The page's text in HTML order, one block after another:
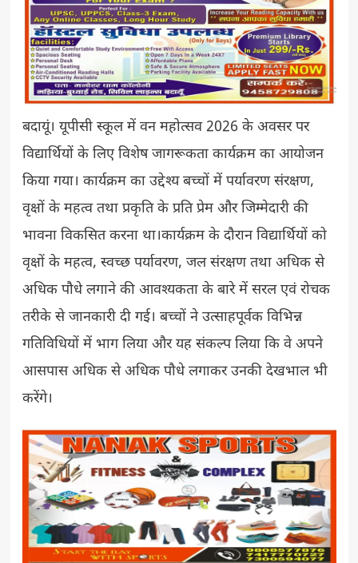
बदायूं। यूपीसी स्कूल में वन महोत्सव 2026 के अवसर पर
विद्यार्थियों के लिए विशेष जागरूकता कार्यक्रम का आयोजन
किया गया। कार्यक्रम का उद्देश्य बच्चों में पर्यावरण संरक्षण,
वृक्षों के महत्व तथा प्रकृति के प्रति प्रेम और जिम्मेदारी की
भावना विकसित करना था।कार्यक्रम के दौरान विद्यार्थियों को
वृक्षों के महत्व, स्वच्छ पर्यावरण, जल संरक्षण तथा अधिक से
अधिक पौधे लगाने की आवश्यकता के बारे में सरल एवं रोचक
तरीके से जानकारी दी गई। बच्चों ने उत्साहपूर्वक विभिन्न
गतिविधियों में भाग लिया और यह संकल्प लिया कि वे अपने
आसपास अधिक से अधिक पौधे लगाकर उनकी देखभाल भी
करेंगे।